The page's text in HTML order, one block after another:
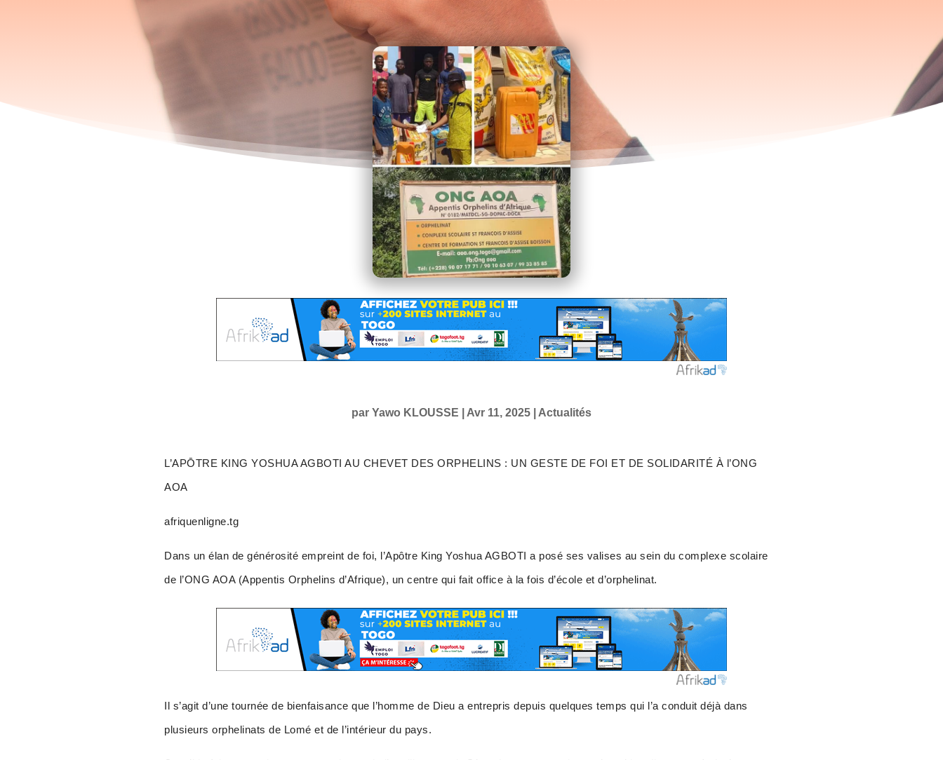
par Yawo KLOUSSE Avr 11, 2025 Actualités
L’APŌTRE KING YOSHUA AGBOTI AU CHEVET DES ORPHELINS : UN GESTE DE FOI ET DE SOLIDARITÉ À l’ONG
AOA
afriquenligne.tg
Dans un élan de générosité empreint de foi, l’Apôtre King Yoshua AGBOTI a posé ses valises au sein du complexe scolaire
de l’ONG AOA (Appentis Orphelins d’Afrique), un centre qui fait office à la fois d’école et d’orphelinat.
Il s’agit d’une tournée de bienfaisance que l’homme de Dieu a entrepris depuis quelques temps qui l’a conduit déjà dans
plusieurs orphelinats de Lomé et de l’intérieur du pays.